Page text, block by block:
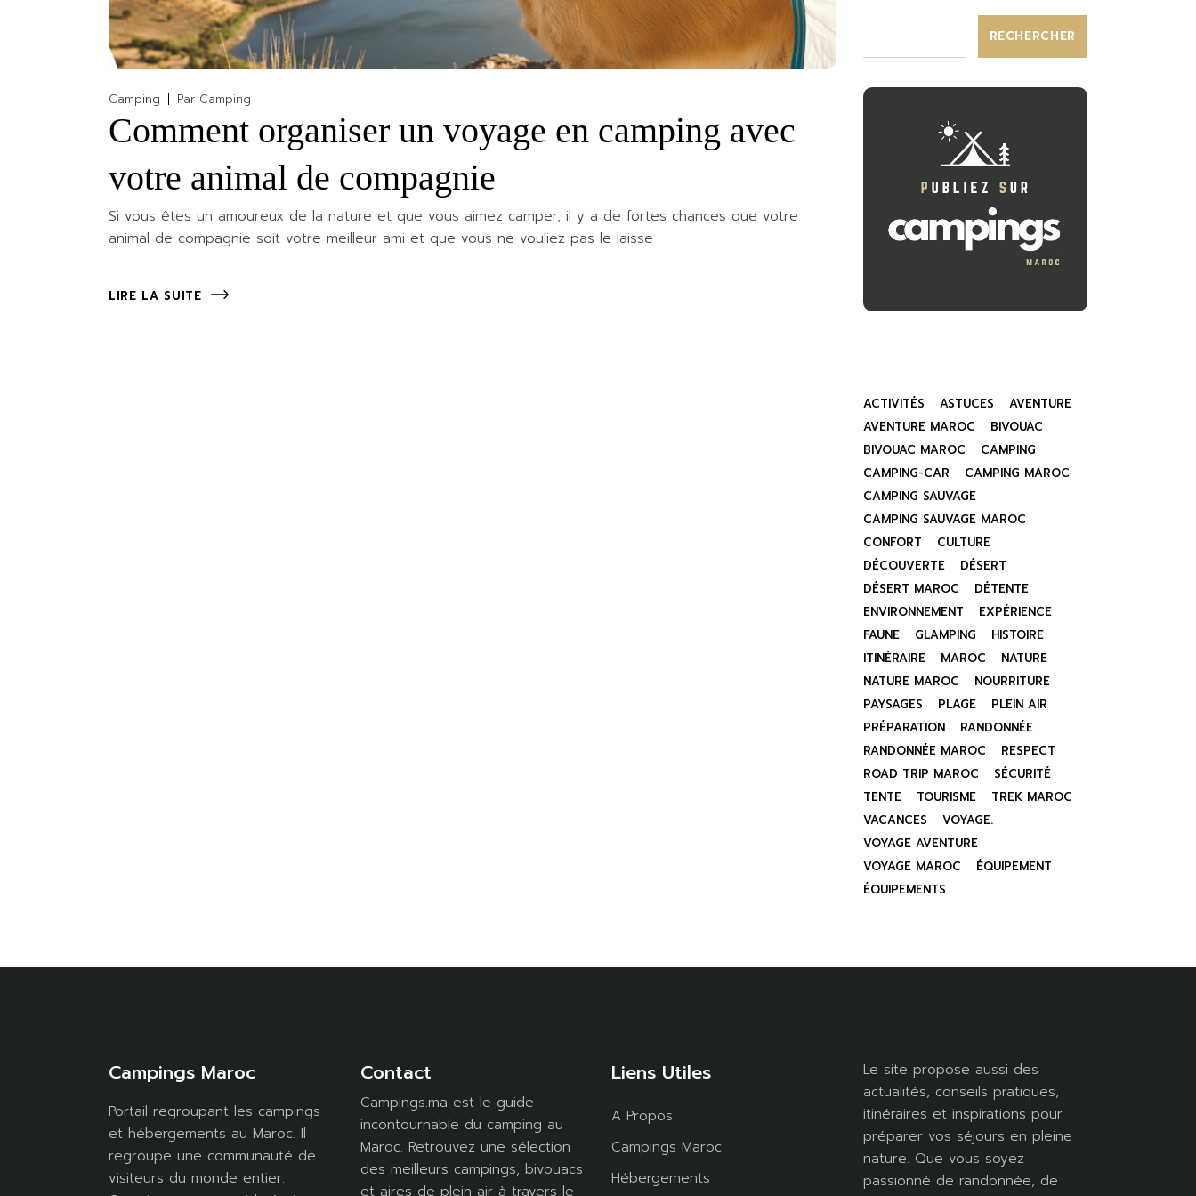
Camping Par Camping
Comment organiser un voyage en camping avec
votre animal de compagnie
Si vous êtes un amoureux de la nature et que vous aimez camper, il y a de fortes chances que votre
animal de compagnie soit votre meilleur ami et que vous ne vouliez pas le laisse
LIRE LA SUITE
RECHERCHER
ACTIVITÉS ASTUCES
AVENTURE
AVENTURE MAROC
BIVOUAC
BIVOUAC MAROC
CAMPING
CAMPING-CAR
CAMPING MAROC
CAMPING SAUVAGE
CAMPING SAUVAGE MAROC
CONFORT
CULTURE
DÉCOUVERTE
DÉSERT
DÉSERT MAROC
DÉTENTE
ENVIRONNEMENT
EXPÉRIENCE
FAUNE
GLAMPING
HISTOIRE
ITINÉRAIRE
MAROC
NATURE
NATURE MAROC
NOURRITURE
PAYSAGES
PLAGE
PLEIN AIR
PRÉPARATION
RANDONNÉE
RANDONNÉE MAROC
RESPECT
ROAD TRIP MAROC
SÉCURITÉ
TENTE
TOURISME
TREK MAROC
VACANCES
VOYAGE.
VOYAGE AVENTURE
VOYAGE MAROC
ÉQUIPEMENT
ÉQUIPEMENTS
Campings Maroc
Portail regroupant les campings
et hébergements au Maroc. Il
regroupe une communauté de
visiteurs du monde entier.
Contact
Campings.ma est le guide
incontournable du camping au
Maroc. Retrouvez une sélection
des meilleurs campings, bivouacs
et aires de plein air à travers le
Liens Utiles
A Propos
Campings Maroc
Hébergements
Le site propose aussi des
actualités, conseils pratiques,
itinéraires et inspirations pour
préparer vos séjours en pleine
nature. Que vous soyez
passionné de randonnée, de